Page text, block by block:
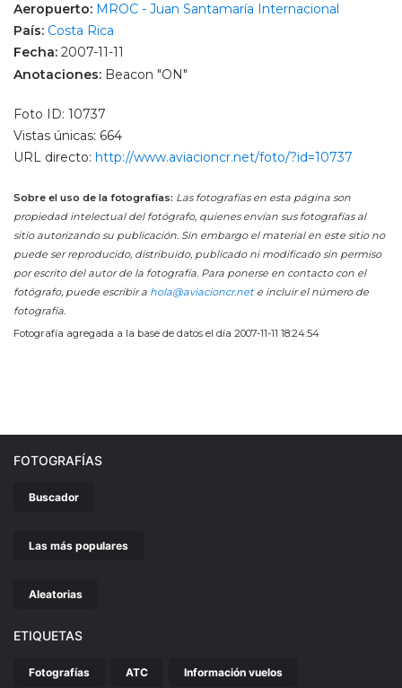
Aeropuerto: MROC - Juan Santamaría Internacional
País: Costa Rica
Fecha: 2007-11-11
Anotaciones: Beacon "ON"
Foto ID: 10737
Vistas únicas: 664
URL directo: http://www.aviacioncr.net/foto/?id=10737
Sobre el uso de la fotografías: Las fotografías en esta página son
propiedad intelectual del fotógrafo, quienes envían sus fotografías al
sitio autorizando su publicación. Sin embargo el material en este sitio no
puede ser reproducido, distribuido, publicado ni modificado sin permiso
por escrito del autor de la fotografía. Para ponerse en contacto con el
fotógrafo, puede escribir a hola@aviacioncr.nete incluir el número de
fotografía.
Fotografía agregada a la base de datos el día 2007-11-11 18:24:54
FOTOGRAFÍAS
Buscador
Las más populares
Aleatorias
ETIQUETAS
Fotografías ATC Información vuelos